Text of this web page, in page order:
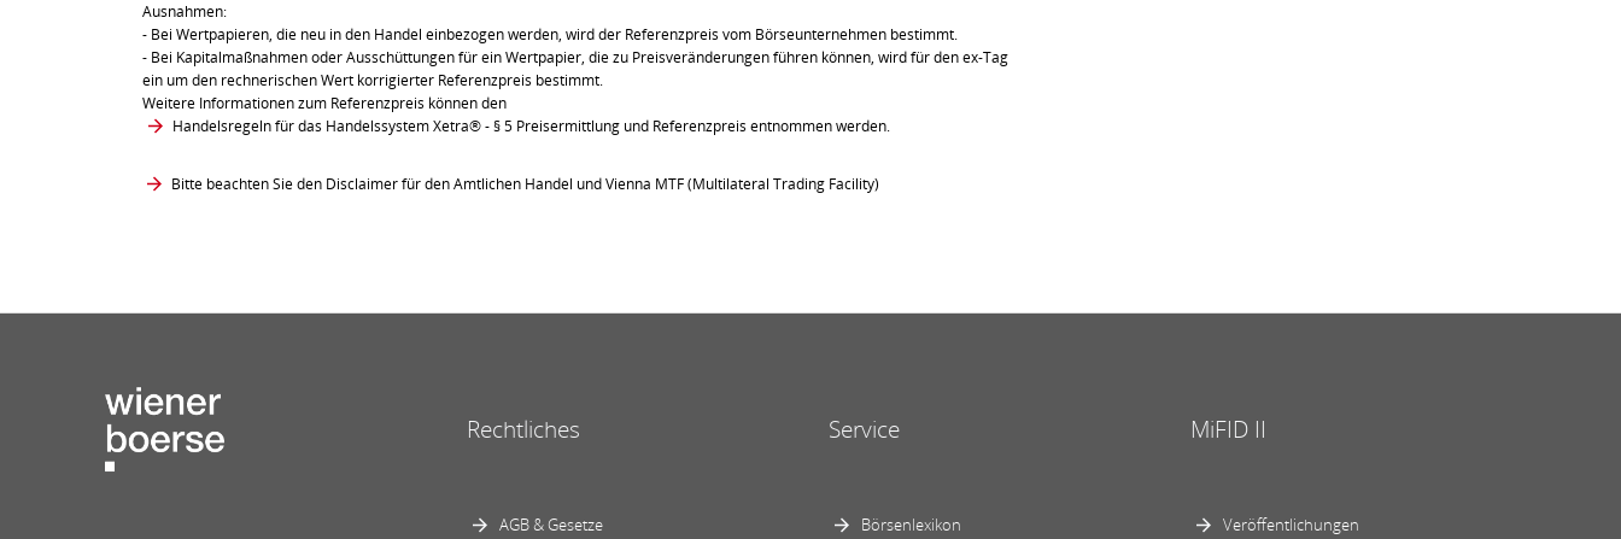
Ausnahmen:
- Bei Wertpapieren, die neu in den Handel einbezogen werden, wird der Referenzpreis vom Börseunternehmen bestimmt.
- Bei Kapitalmaßnahmen oder Ausschüttungen für ein Wertpapier, die zu Preisveränderungen führen können, wird für den ex-Tag
ein um den rechnerischen Wert korrigierter Referenzpreis bestimmt.
Weitere Informationen zum Referenzpreis können den
Handelsregeln für das Handelssystem Xetra®- § 5 Preisermittlung und Referenzpreis entnommen werden.
Bitte beachten Sie den Disclaimer für den Amtlichen Handel und Vienna MTF (Multilateral Trading Facility)
Rechtliches
AGB & Gesetze
Service
Börsenlexikon
MiFID II
Veröffentlichungen